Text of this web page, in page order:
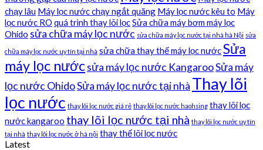
chạy lâu Máy lọc nước chạy ngắt quãng Máy lọc nước kêu to Máy
lọc nước RO quá trình thay lõi lọcSửa chữa máy bơm máy lọc
Ohido sửa chữa máy lọc nước sửa chữa máy lọc nước tại nhà hà Nội sửa
chữa máy lọc nước uy tín tại nhà sửa chữa thay thế máy lọc nướcSửa
máy lọc nướcsửa máy lọc nước KangarooSửa máy
lọc nước OhidoSửa máy lọc nước tại nhà Thay lõi
lọc nước thay lõi lọc nước giá rẻ thay lõi lọc nước haohsing thay lõi lọc
nước kangaroo thay lõi lọc nước tại nhà thay lõi lọc nước uy tín
tại nhà thay lõi lọc nước ở hà nội thay thế lõi lọc nước
Latest